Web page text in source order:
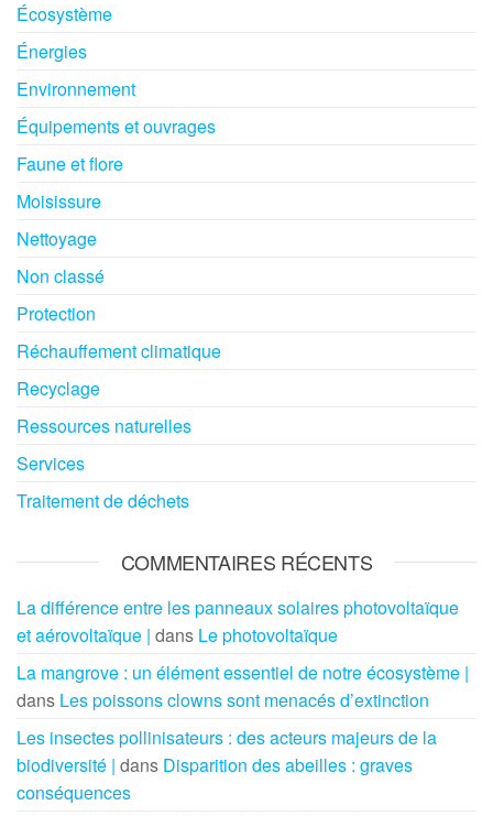
Écosystème
Énergies
Environnement
Équipements et ouvrages
Faune et flore
Moisissure
Nettoyage
Non classé
Protection
Réchauffement climatique
Recyclage
Ressources naturelles
Services
Traitement de déchets
COMMENTAIRES RÉCENTS
La différence entre les panneaux solaires photovoltaïque
et aérovoltaïque | dans Le photovoltaïque
La mangrove : un élément essentiel de notre écosystème |
dans Les poissons clowns sont menacés d’extinction
Les insectes pollinisateurs : des acteurs majeurs de la
biodiversité | dans Disparition des abeilles : graves
conséquences